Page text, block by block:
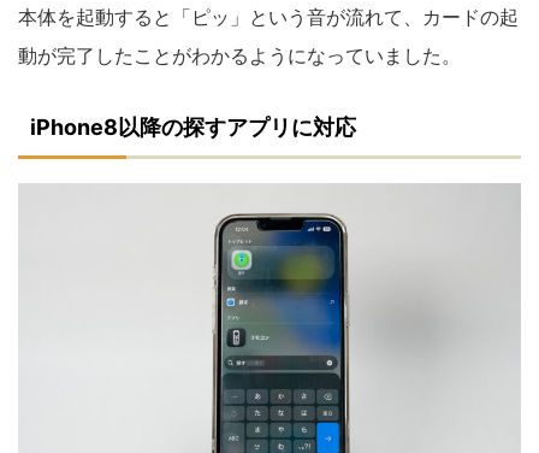
本体を起動すると「ピッ」という音が流れて、カードの起
動が完了したことがわかるようになっていました。
iPhone8以降の探すアプリに対応